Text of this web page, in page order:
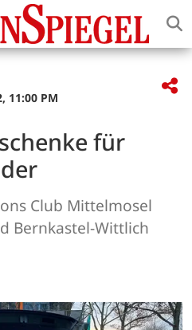
11:00 PM
für
Club Mittelmosel
Bernkastel-Wittlich